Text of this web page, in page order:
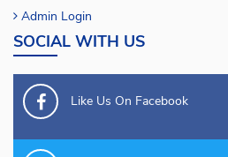
Admin Login
SOCIAL WITH US
Like Us On Facebook